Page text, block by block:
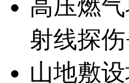
高压燃
射线探
山地敷